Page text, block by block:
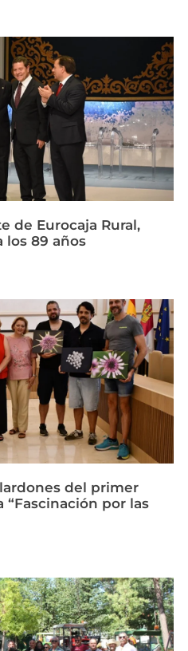
de Eurocaja Rural,
los 89 años
del primer
por las